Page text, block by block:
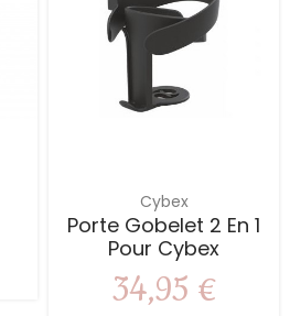
Cybex
Porte Gobelet 2 En 1
Pour Cybex
34,95 €